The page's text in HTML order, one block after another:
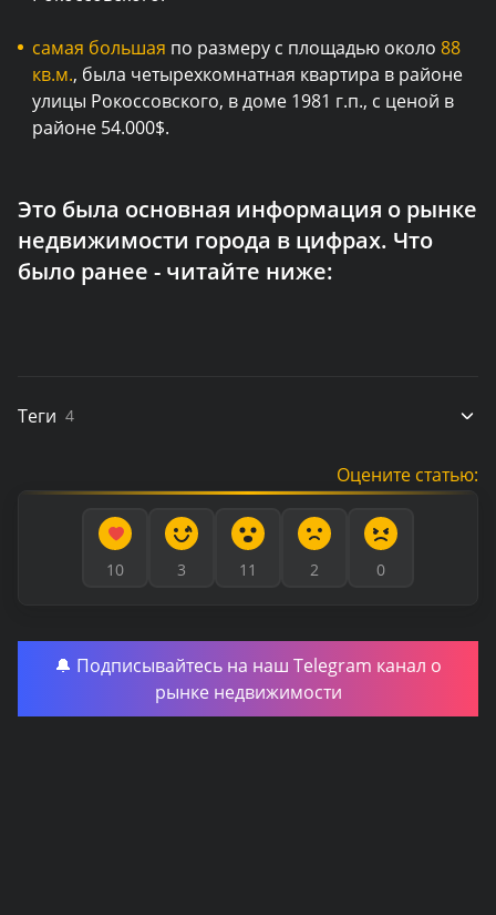
самая большая по размеру с площадью около 88
кв.м., была четырехкомнатная квартира в районе
улицы Рокоссовского, в доме 1981 г.п., с ценой в
районе 54.000$.
Это была основная информация о рынке
недвижимости города в цифрах. Что
было ранее - читайте ниже:
Теги 4
Оцените статью:
10 3 11 2 0
🔔 Подписывайтесь на наш Telegram канал о
рынке недвижимости